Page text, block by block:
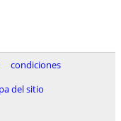
condiciones
del sitio